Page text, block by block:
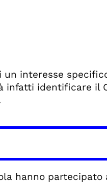
un interesse
infatti identificare il
hanno partecipato